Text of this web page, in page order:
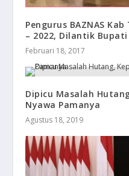
Pengurus BAZNAS
– 2022, Dilantik Bupati
Februari 18, 2017
Dipicu Masalah
Nyawa Pamanya
Agustus 18, 2019